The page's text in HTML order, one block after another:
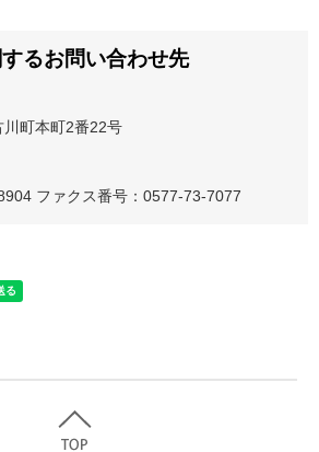
るお問い合わせ先
川町本町2番22号
ファクス番号：0577-73-7077